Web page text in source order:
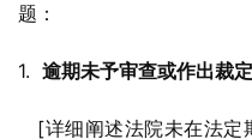
题：
1. 逾期未予审查或作出裁定